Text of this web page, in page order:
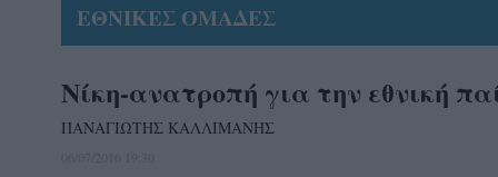
ΕΘΝΙΚΕΣ ΟΜΑΔΕΣ
Νίκη-ανατροπή για την εθνική
ΠΑΝΑΓΙΩΤΗΣ ΚΑΛΛΙΜΑΝΗΣ